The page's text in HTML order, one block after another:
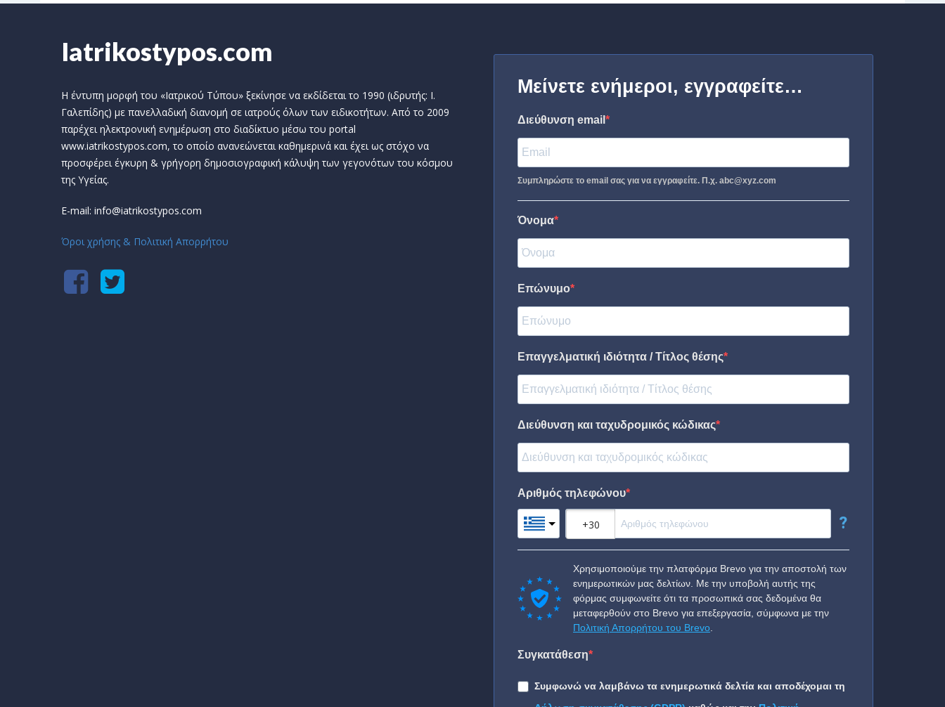
Iatrikostypos.com
Η έντυπη μορφή του «Ιατρικού Τύπου» ξεκίνησε να εκδίδεται το 1990 (ιδρυτής: Ι.
Γαλεπίδης) με πανελλαδική διανομή σε ιατρούς όλων των ειδικοτήτων. Από το 2009
παρέχει ηλεκτρονική ενημέρωση στο διαδίκτυο μέσω του portal
www.iatrikostypos.com, το οποίο ανανεώνεται καθημερινά και έχει ως στόχο να
προσφέρει έγκυρη & γρήγορη δημοσιογραφική κάλυψη των γεγονότων του κόσμου
της Υγείας.
E-mail: info@iatrikostypos.com
Όροι χρήσης & Πολιτική Απορρήτου
Μείνετε ενήμεροι, εγγραφείτε…
Διεύθυνση email
Συμπληρώστε το email σας για να εγγραφείτε. Π.χ. abc@xyz.com
Όνομα
Επώνυμο
Επαγγελματική ιδιότητα / Τίτλος θέσης
Διεύθυνση και ταχυδρομικός κώδικας
Αριθμός τηλεφώνου
?
Χρησιμοποιούμε την πλατφόρμα Brevo για την αποστολή των
ενημερωτικών μας δελτίων. Με την υποβολή αυτής της
φόρμας συμφωνείτε ότι τα προσωπικά σας δεδομένα θα
μεταφερθούν στο Brevo για επεξεργασία, σύμφωνα με την
Πολιτική Απορρήτου του Brevo
Συγκατάθεση
Συμφωνώ να λαμβάνω τα ενημερωτικά δελτία και αποδέχομαι τη